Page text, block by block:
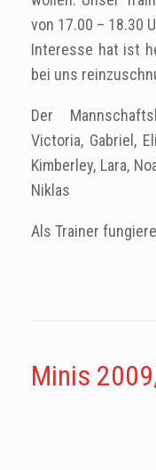
von 17.00 – 18.30
Interesse hat ist
bei uns
Der
Victoria, Gabriel,
Kimberley, Lara,
Niklas
Als Trainer
Minis